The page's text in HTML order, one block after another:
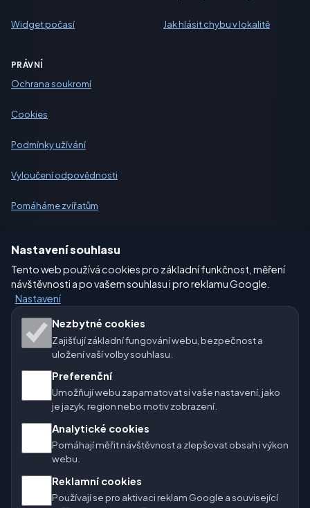
Widget počasí Jak hlásit chybu v lokalitě
PRÁVNÍ
Ochrana soukromí
Cookies
Podmínky užívání
Vyloučení odpovědnosti
Pomáháme zvířatům
Nastavení
Naše weby o počasí:
🇨🇿 Česko 🇭🇷 Chorvatsko 🇧🇬 Bulharsko
🇩🇪🇦🇹🇨🇭 Německo / Rakousko / Švýcarsko
🌎 Latinská Amerika a Španělsko
🇮🇳 Jižní a jihovýchodní Asie
Provozovatel: Spolek Minizoo.cz z.s. | IČO: 21135550 |
info@pocasi.online
Nastavení souhlasu
Tento web používá cookies pro základní funkčnost, měření
návštěvnosti a po vašem souhlasu i pro reklamu Google.
Nastavení
Nezbytné cookies
Zajišťují základní fungování webu, bezpečnost a
uložení vaší volby souhlasu.
Preferenční
Umožňují webu zapamatovat si vaše nastavení, jako
je jazyk, region nebo motiv zobrazení.
Analytické cookies
Pomáhají měřit návštěvnost a zlepšovat obsah i výkon
webu.
Reklamní cookies
Používají se pro aktivaci reklam Google a související